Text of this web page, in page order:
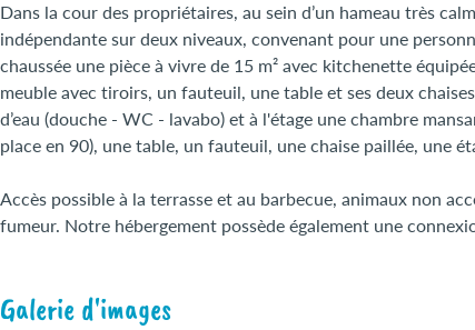
Dans la cour des propriétaires, au sein d’un hameau très
indépendante sur deux niveaux, convenant pour une
chaussée une pièce à vivre de 15 m² avec kitchenette
meuble avec tiroirs, un fauteuil, une table et ses deux
d’eau (douche - WC - lavabo) et à l'étage une chambre
place en 90), une table, un fauteuil, une chaise paillée, une
Accès possible à la terrasse et au barbecue, animaux non
fumeur. Notre hébergement possède également une
Galerie d'images